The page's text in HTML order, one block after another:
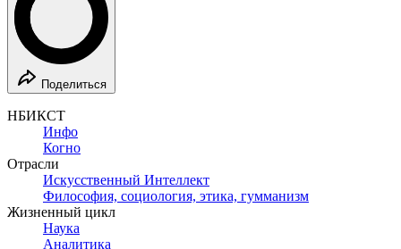
Поделиться
НБИКСТ
Инфо
Когно
Отрасли
Искусственный Интеллект
Философия, социология, этика, гумманизм
Жизненный цикл
Наука
Аналитика